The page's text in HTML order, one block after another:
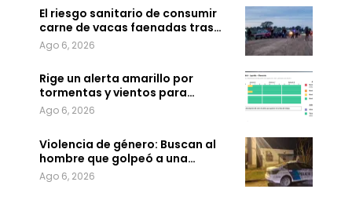
El riesgo sanitario de consumir
carne de vacas faenadas tras…
Ago 6, 2026
Rige un alerta amarillo por
tormentas y vientos para…
Ago 6, 2026
Violencia de género: Buscan al
hombre que golpeó a una…
Ago 6, 2026